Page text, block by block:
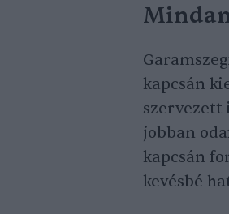
kapcsán
szervezett
jobban
kapcsán
kevésbé